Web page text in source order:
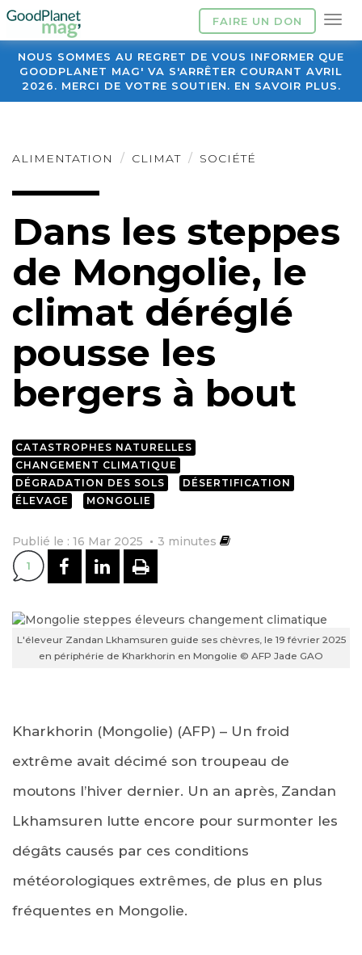
FAIRE UN DON
NOUS SOMMES AU REGRET DE VOUS INFORMER QUE
GOODPLANET MAG' VA S'ARRÊTER COURANT AVRIL
2026. MERCI DE VOTRE SOUTIEN. EN SAVOIR PLUS.
ALIMENTATION CLIMAT SOCIÉTÉ
Dans les steppes
de Mongolie, le
climat déréglé
pousse les
bergers à bout
CATASTROPHES NATURELLES
CHANGEMENT CLIMATIQUE
DÉGRADATION DES SOLS
DÉSERTIFICATION
ÉLEVAGE
MONGOLIE
Publié le : 16 Mar 2025 3 minutes
1 PARTAGER SUR FACEBOOK
PARTAGER SUR
IMPRIMER
L'éleveur Zandan Lkhamsuren guide ses chèvres, le 19 février 2025
en périphérie de Kharkhorin en Mongolie © AFP Jade GAO
Kharkhorin (Mongolie) (AFP) – Un froid
extrême avait décimé son troupeau de
moutons l’hiver dernier. Un an après, Zandan
Lkhamsuren lutte encore pour surmonter les
dégâts causés par ces conditions
météorologiques extrêmes, de plus en plus
fréquentes en Mongolie.